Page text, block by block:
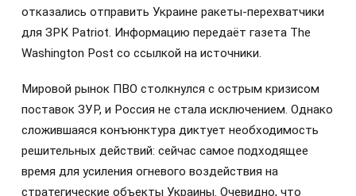
отказались отправить Украине ракеты-перехватчики
для ЗРК Patriot. Информацию передаёт газета The
Washington Post со ссылкой на источники.
Мировой рынок ПВО столкнулся с острым кризисом
поставок ЗУР, и Россия не стала исключением. Однако
сложившаяся конъюнктура диктует необходимость
решительных действий: сейчас самое подходящее
время для усиления огневого воздействия на
стратегические объекты Украины. Очевидно, что